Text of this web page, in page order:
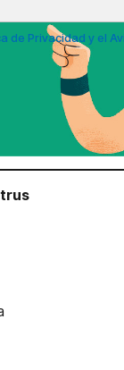
de Privacidad y el